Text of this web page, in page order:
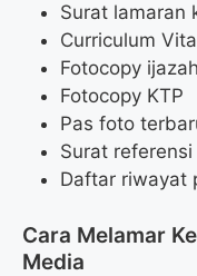
Surat lamaran
Curriculum
Fotocopy
Fotocopy KTP
Pas foto
Surat
Daftar riwayat
Cara Melamar
Media